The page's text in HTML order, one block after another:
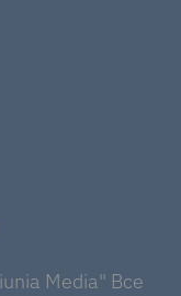
Media" Все